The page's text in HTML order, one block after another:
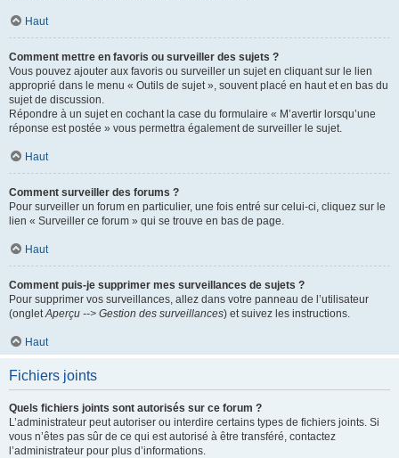
Haut
Comment mettre en favoris ou surveiller des sujets ?
Vous pouvez ajouter aux favoris ou surveiller un sujet en cliquant sur le lien
approprié dans le menu « Outils de sujet », souvent placé en haut et en bas du
sujet de discussion.
Répondre à un sujet en cochant la case du formulaire « M’avertir lorsqu’une
réponse est postée » vous permettra également de surveiller le sujet.
Haut
Comment surveiller des forums ?
Pour surveiller un forum en particulier, une fois entré sur celui-ci, cliquez sur le
lien « Surveiller ce forum » qui se trouve en bas de page.
Haut
Comment puis-je supprimer mes surveillances de sujets ?
Pour supprimer vos surveillances, allez dans votre panneau de l’utilisateur
(ongletAperçu --> Gestion des surveillances) et suivez les instructions.
Haut
Fichiers joints
Quels fichiers joints sont autorisés sur ce forum ?
L’administrateur peut autoriser ou interdire certains types de fichiers joints. Si
vous n’êtes pas sûr de ce qui est autorisé à être transféré, contactez
l’administrateur pour plus d’informations.